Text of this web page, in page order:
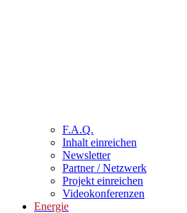
F.A.Q.
Inhalt einreichen
Newsletter
Partner / Netzwerk
Projekt einreichen
Videokonferenzen
Energie